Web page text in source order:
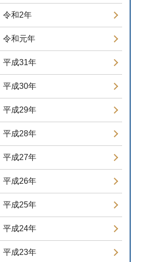
令和2年
令和元年
平成31年
平成30年
平成29年
平成28年
平成27年
平成26年
平成25年
平成24年
平成23年